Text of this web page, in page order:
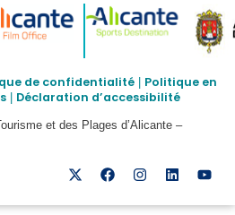
de confidentialité | Politique en
| Déclaration d’accessibilité
et des Plages d’Alicante –